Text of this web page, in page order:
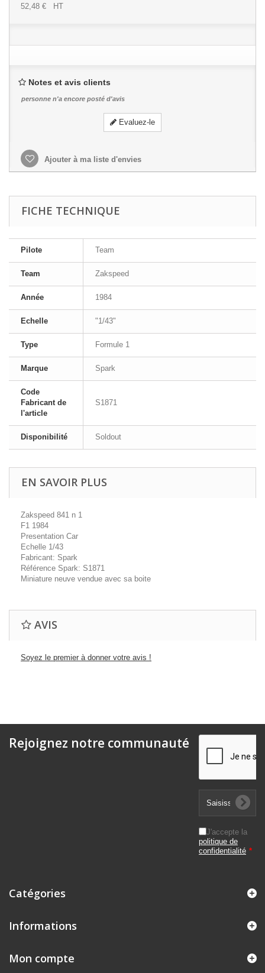
52,48 € HT
Notes et avis clients
personne n'a encore posté d'avis
Evaluez-le
Ajouter à ma liste d'envies
FICHE TECHNIQUE
Pilote Team
Team Zakspeed
Année 1984
Echelle "1/43"
Type Formule 1
Marque Spark
Code
Fabricant de
l'article
S1871
Disponibilité Soldout
EN SAVOIR PLUS
Zakspeed 841 n 1
F1 1984
Presentation Car
Echelle 1/43
Fabricant: Spark
Référence Spark: S1871
Miniature neuve vendue avec sa boite
AVIS
Soyez le premier à donner votre avis !
Rejoignez notre communauté
J'accepte la
politique de
confidentialité *
Catégories
Informations
Mon compte